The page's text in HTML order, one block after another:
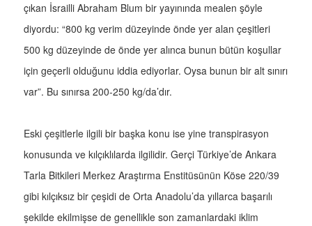
çıkan İsrailli Abraham Blum bir yayınında mealen şöyle
diyordu: “800 kg verim düzeyinde önde yer alan çeşitleri
500 kg düzeyinde de önde yer alınca bunun bütün koşullar
için geçerli olduğunu iddia ediyorlar. Oysa bunun bir alt sınırı
var”. Bu sınırsa 200-250 kg/da’dır.
Eski çeşitlerle ilgili bir başka konu ise yine transpirasyon
konusunda ve kılçıklılarda ilgilidir. Gerçi Türkiye’de Ankara
Tarla Bitkileri Merkez Araştırma Enstitüsünün Köse 220/39
gibi kılçıksız bir çeşidi de Orta Anadolu’da yıllarca başarılı
şekilde ekilmişse de genellikle son zamanlardaki iklim